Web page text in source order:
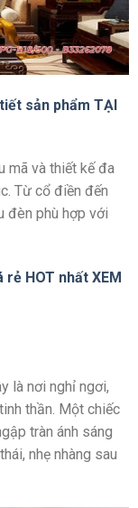
sản phẩm TẠI
mã và thiết kế đa
Từ cổ điền đến
đèn phù hợp với
HOT nhất XEM
là nơi nghỉ ngơi,
thần. Một chiếc
tràn ánh sáng
nhẹ nhàng sau